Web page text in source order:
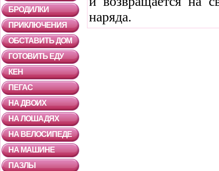
БРОДИЛКИ
ПРИКЛЮЧЕНИЯ
ОБСТАВИТЬ ДОМ
ГОТОВИТЬ ЕДУ
КЕН
ПЕГАС
НА ДВОИХ
НА ЛОШАДЯХ
НА ВЕЛОСИПЕДЕ
НА МАШИНЕ
ПАЗЛЫ
наряда.